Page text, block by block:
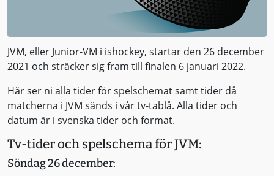
JVM, eller Junior-VM i ishockey, startar den 26 december
2021 och sträcker sig fram till finalen 6 januari 2022.
Här ser ni alla tider för spelschemat samt tider då
matcherna i JVM sänds i vår tv-tablå. Alla tider och
datum är i svenska tider och format.
Tv-tider och spelschema för JVM:
Söndag 26 december: